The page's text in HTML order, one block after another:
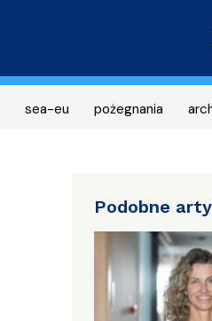
sea-eu pożegnania
Podobne